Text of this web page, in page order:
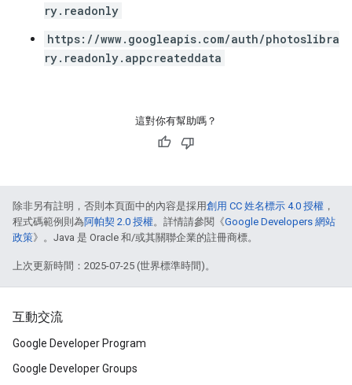
ry.readonly
https://www.googleapis.com/auth/photoslibra
ry.readonly.appcreateddata
這對你有幫助嗎？
除非另有註明，否則本頁面中的內容是採用創用 CC 姓名標示 4.0 授權 ，
程式碼範例則為阿帕契 2.0 授權。詳情請參閱《Google Developers 網站
政策》。Java 是 Oracle 和/或其關聯企業的註冊商標。
上次更新時間：2025-07-25 (世界標準時間)。
互動交流
Google Developer Program
Google Developer Groups